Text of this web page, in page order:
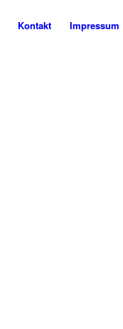
Kontakt Impressum